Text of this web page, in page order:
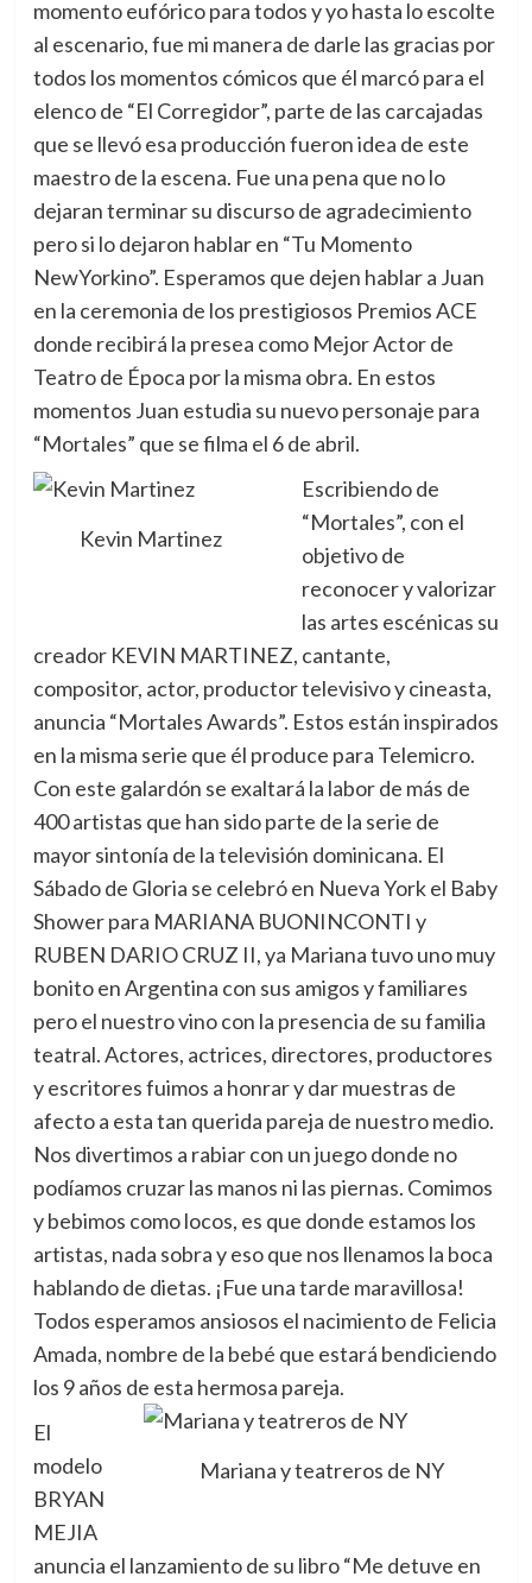
momento eufórico para todos y yo hasta lo escolte
al escenario, fue mi manera de darle las gracias por
todos los momentos cómicos que él marcó para el
elenco de “El Corregidor”, parte de las carcajadas
que se llevó esa producción fueron idea de este
maestro de la escena. Fue una pena que no lo
dejaran terminar su discurso de agradecimiento
pero si lo dejaron hablar en “Tu Momento
NewYorkino”. Esperamos que dejen hablar a Juan
en la ceremonia de los prestigiosos Premios ACE
donde recibirá la presea como Mejor Actor de
Teatro de Época por la misma obra. En estos
momentos Juan estudia su nuevo personaje para
“Mortales” que se filma el 6 de abril.
Kevin Martinez
Escribiendo de
“Mortales”, con el
objetivo de
reconocer y valorizar
las artes escénicas su
creador KEVIN MARTINEZ, cantante,
compositor, actor, productor televisivo y cineasta,
anuncia “Mortales Awards”. Estos están inspirados
en la misma serie que él produce para Telemicro.
Con este galardón se exaltará la labor de más de
400 artistas que han sido parte de la serie de
mayor sintonía de la televisión dominicana. El
Sábado de Gloria se celebró en Nueva York el Baby
Shower para MARIANA BUONINCONTI y
RUBEN DARIO CRUZ II, ya Mariana tuvo uno muy
bonito en Argentina con sus amigos y familiares
pero el nuestro vino con la presencia de su familia
teatral. Actores, actrices, directores, productores
y escritores fuimos a honrar y dar muestras de
afecto a esta tan querida pareja de nuestro medio.
Nos divertimos a rabiar con un juego donde no
podíamos cruzar las manos ni las piernas. Comimos
y bebimos como locos, es que donde estamos los
artistas, nada sobra y eso que nos llenamos la boca
hablando de dietas. ¡Fue una tarde maravillosa!
Todos esperamos ansiosos el nacimiento de Felicia
Amada, nombre de la bebé que estará bendiciendo
los 9 años de esta hermosa pareja.
Mariana y teatreros de NY
El
modelo
BRYAN
MEJIA
anuncia el lanzamiento de su libro “Me detuve en